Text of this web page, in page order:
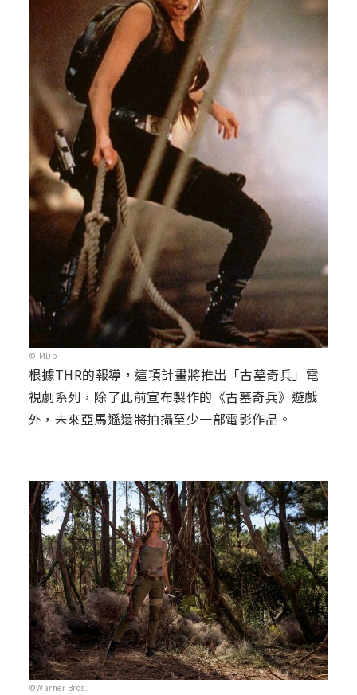
©IMDb
根據THR的報導，這項計畫將推出「古墓奇兵」電
視劇系列，除了此前宣布製作的《古墓奇兵》遊戲
外，未來亞馬遜還將拍攝至少一部電影作品。
©Warner Bros.